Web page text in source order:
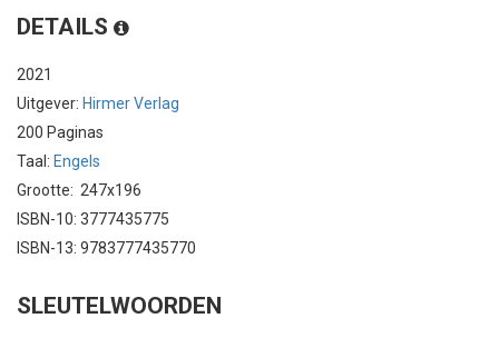
DETAILS
2021
Uitgever: Hirmer Verlag
200 Paginas
Taal: Engels
Grootte: 247x196
ISBN-10: 3777435775
ISBN-13: 9783777435770
SLEUTELWOORDEN